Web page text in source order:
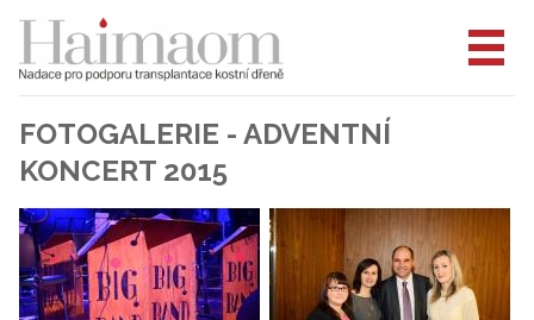
FOTOGALERIE - ADVENTNÍ
KONCERT 2015